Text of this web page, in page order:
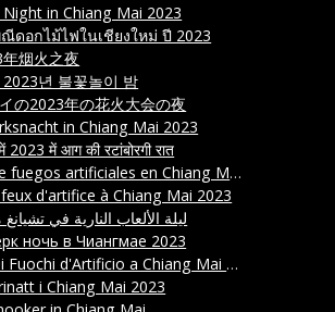
in Chiang Mai 2023
ดอกไม้ไฟในเชียงใหม่ ปี 2023
烟火之夜
년 불꽃놀이 밤
の2023年の花火大会の夜
in Chiang Mai 2023
2023 में आग की रटांबोरगी रात
artificiales en Chiang Mai 2023
d'artifice à Chiang Mai 2023
ليلة الألعاب النارية في تشيانغ ماي
ночь в Чиангмае 2023
d'Artificio a Chiang Mai 2023
i Chiang Mai 2023